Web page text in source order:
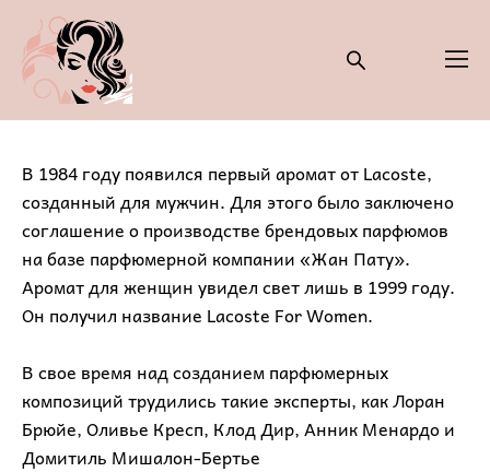
В 1984 году появился первый аромат от Lacoste,
созданный для мужчин. Для этого было заключено
соглашение о производстве брендовых парфюмов
на базе парфюмерной компании «Жан Пату».
Аромат для женщин увидел свет лишь в 1999 году.
Он получил название Lacoste For Women.
В свое время над созданием парфюмерных
композиций трудились такие эксперты, как Лоран
Брюйе, Оливье Кресп, Клод Дир, Анник Менардо и
Домитиль Мишалон-Бертье